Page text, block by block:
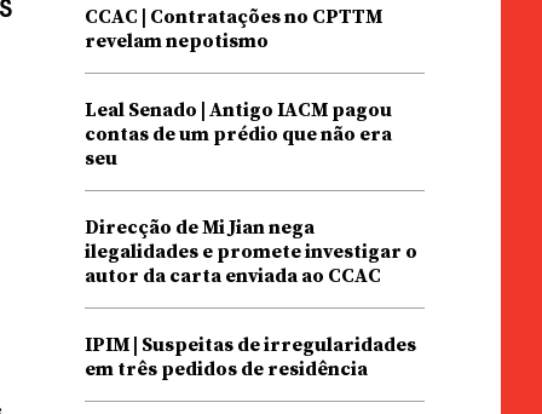
CCAC | Contratações no CPTTM
revelam nepotismo
Leal Senado | Antigo IACM pagou
contas de um prédio que não era
seu
Direcção de Mi Jian nega
ilegalidades e promete investigar o
autor da carta enviada ao CCAC
IPIM | Suspeitas de irregularidades
em três pedidos de residência